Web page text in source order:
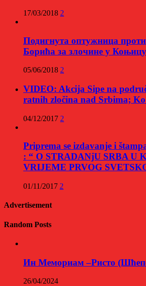
17/03/2018 2
Подигнута оптужница
Борића за злочине у Коњицу
05/06/2018 2
VIDEO: Akcija Sipe na
ratnih zločina nad Srbima; Ko
04/12/2017 2
Priprema se izdavanje i
: “ O STRADANjU SRBA U
VRIJEME PRVOG
01/11/2017 2
Advertisement
Random Posts
Ин Мемориам –Ристо
26/04/2024